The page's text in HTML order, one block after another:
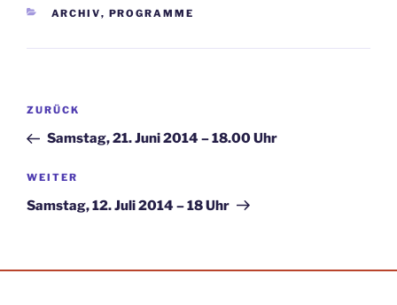
KATEGORIEN
ARCHIV, PROGRAMME
Beitragsnavigation
Vorheriger
Beitrag
ZURÜCK
Samstag, 21. Juni 2014 – 18.00 Uhr
Nächster
Beitrag
WEITER
Samstag, 12. Juli 2014 – 18 Uhr